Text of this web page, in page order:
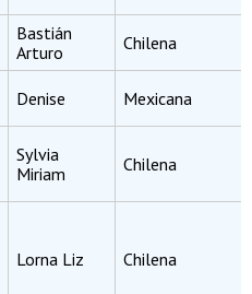
Bastián
Arturo
Chilena
Denise Mexicana
Sylvia
Miriam
Chilena
Lorna Liz Chilena